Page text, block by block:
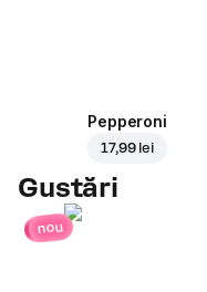
Pepperoni
17,99 lei
Gustări
nou